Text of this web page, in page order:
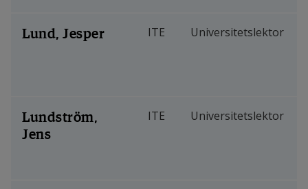
Lund, Jesper ITE Universitetslektor
Lundström,
Jens
ITE Universitetslektor